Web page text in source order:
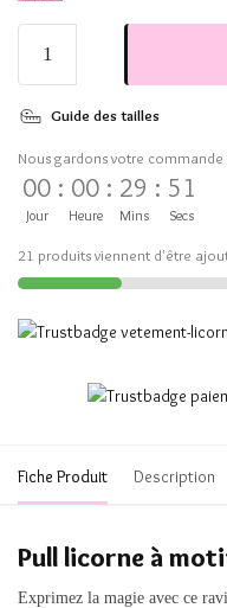
Guide des tailles
Nous gardons votre
00
Jour
: 00
Heure
: 29
Mins
: 50
Secs
21 produits viennent d'être
Fiche Produit Description
Pull licorne à
Exprimez la magie avec ce